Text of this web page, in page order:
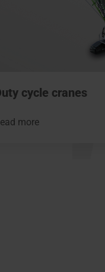
cycle cranes
more